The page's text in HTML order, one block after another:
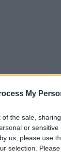
My
of the sale,
or
us, please use
selection.